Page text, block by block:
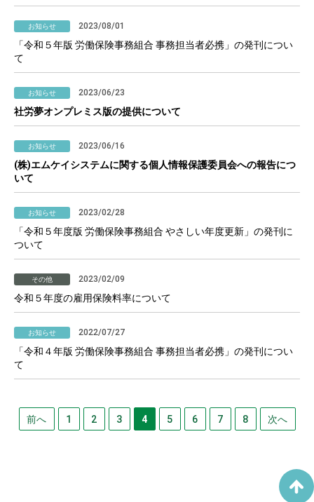
お知らせ 2023/08/01
「令和５年版 労働保険事務組合 事務担当者必携」の発刊につい
て
お知らせ 2023/06/23
社労夢オンプレミス版の提供について
お知らせ 2023/06/16
(株)エムケイシステムに関する個人情報保護委員会への報告につ
いて
お知らせ 2023/02/28
「令和５年度版 労働保険事務組合 やさしい年度更新」の発刊に
ついて
その他 2023/02/09
令和５年度の雇用保険料率について
お知らせ 2022/07/27
「令和４年版 労働保険事務組合 事務担当者必携」の発刊につい
て
前へ 1 2 3 4 5 6 7 8 次へ